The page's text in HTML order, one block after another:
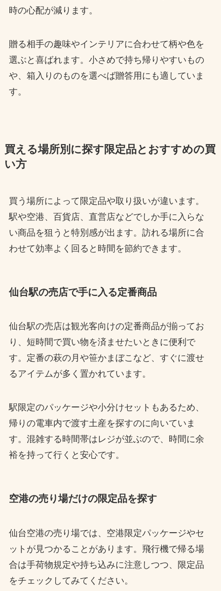
時の心配が減ります。
贈る相手の趣味やインテリアに合わせて柄や色を
選ぶと喜ばれます。小さめで持ち帰りやすいもの
や、箱入りのものを選べば贈答用にも適していま
す。
買える場所別に探す限定品とおすすめの買
い方
買う場所によって限定品や取り扱いが違います。
駅や空港、百貨店、直営店などでしか手に入らな
い商品を狙うと特別感が出ます。訪れる場所に合
わせて効率よく回ると時間を節約できます。
仙台駅の売店で手に入る定番商品
仙台駅の売店は観光客向けの定番商品が揃ってお
り、短時間で買い物を済ませたいときに便利で
す。定番の萩の月や笹かまぼこなど、すぐに渡せ
るアイテムが多く置かれています。
駅限定のパッケージや小分けセットもあるため、
帰りの電車内で渡す土産を探すのに向いていま
す。混雑する時間帯はレジが並ぶので、時間に余
裕を持って行くと安心です。
空港の売り場だけの限定品を探す
仙台空港の売り場では、空港限定パッケージやセ
ットが見つかることがあります。飛行機で帰る場
合は手荷物規定や持ち込みに注意しつつ、限定品
をチェックしてみてください。